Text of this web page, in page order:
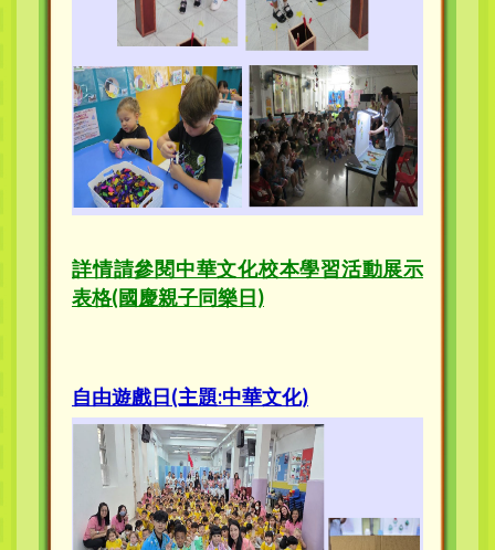
詳情請參閱中華文化校本學習活動展示
表格(國慶親子同樂日)
自由遊戲日(主題:中華文化)